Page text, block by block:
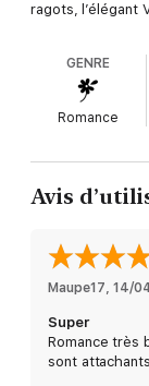
ragots, l’élégant
Quand un éclair
annuel de sa
l’intention d’en
tactiques de
guirlandes
pleins d’esprit
splendeur et la
GENRE
Romance
Avis
Maupe17, 14/
Super
Romance très
sont